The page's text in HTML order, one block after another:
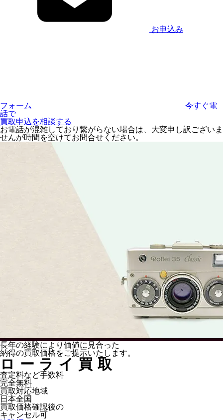
お申込み
フォーム
今すぐ電
話で
買取申込を相談する
お電話が混雑しており繋がらない場合は、大変申し訳ございま
せんが時間を空けてお問合せください。
長年の経験により 価値に見合った
納得の買取価格をご提示いたします。
ローライ買取
査定料など手数料
完全無料
買取対応地域
日本全国
買取価格確認後の
キャンセル可